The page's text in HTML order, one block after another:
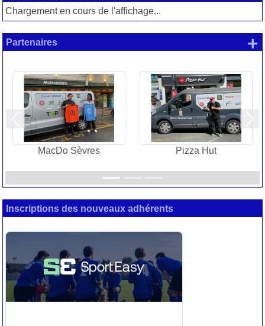
Chargement en cours de l'affichage...
Partenaires
MacDo Sèvres Pizza Hut
Précedent
+
Inscriptions des nouveaux adhérents